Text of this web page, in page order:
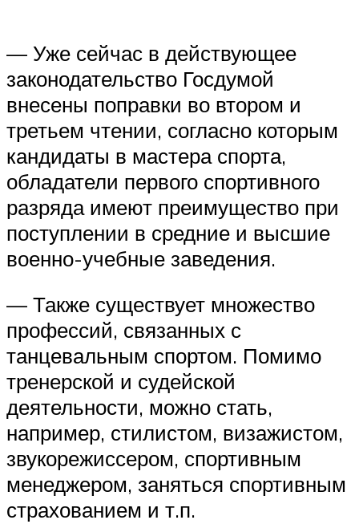
— Уже сейчас в действующее
законодательство Госдумой
внесены поправки во втором и
третьем чтении, согласно которым
кандидаты в мастера спорта,
обладатели первого спортивного
разряда имеют преимущество при
поступлении в средние и высшие
военно-учебные заведения.
— Также существует множество
профессий, связанных с
танцевальным спортом. Помимо
тренерской и судейской
деятельности, можно стать,
например, стилистом, визажистом,
звукорежиссером, спортивным
менеджером, заняться спортивным
страхованием и т.п.